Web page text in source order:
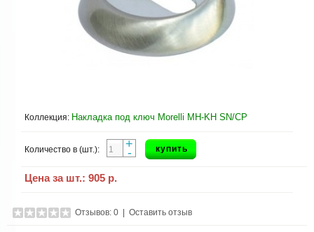
Коллекция: Накладка под ключ Morelli MH-KH SN/CP
Количество в (шт.): +
- купить
Цена за шт.: 905 р.
Отзывов: 0 Оставить отзыв